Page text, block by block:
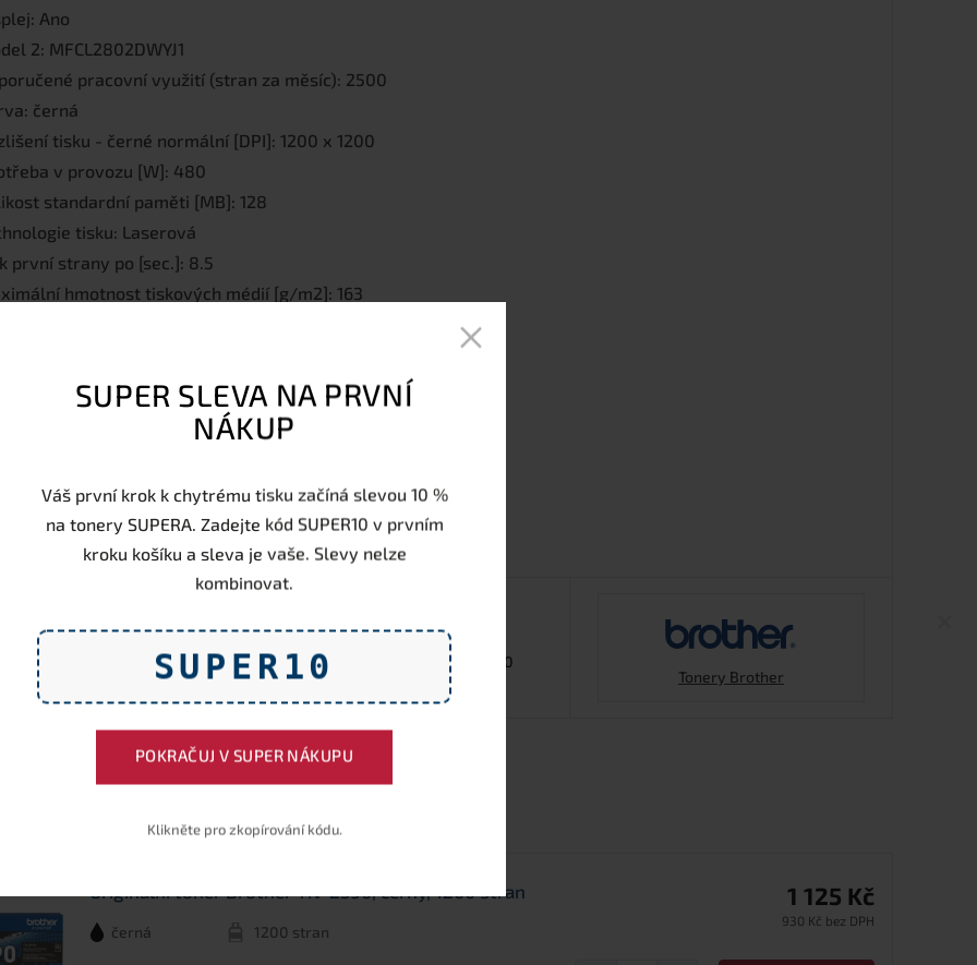
SUPER SLEVA NA PRVNÍ
NÁKUP
Váš první krok k chytrému tisku začíná slevou 10 %
na tonery SUPERA. Zadejte kód SUPER10 v prvním
kroku košíku a sleva je vaše. Slevy nelze
kombinovat.
SUPER10
POKRAČUJ V SUPER NÁKUPU
Klikněte pro zkopírování kódu.
Ano
2: MFCL2802DWYJ1
pracovní využití (stran za měsíc): 2500
černá
tisku - černé normální [DPI]: 1200 x 1200
v provozu [W]: 480
standardní paměti [MB]: 128
tisku: Laserová
první strany po [sec.]: 8.5
hmotnost tiskových médií [g/m2]: 163
Ano
[mm]: 410 x 399 x 319
v kg: 10.5
funkcie: Mopria, Apple AirPrint, Brother Mobile Connect
Ano
Ano
Ano
zákazníků
Ohodnotit:
Náplně zítra u vás
Při objednávce do 17:00
Tonery Brother
se i na tyto produkty
Originální toner Brother TN-2590, černý, 1200 stran
černá 1200 stran
1 125 Kč
930 Kč bez DPH